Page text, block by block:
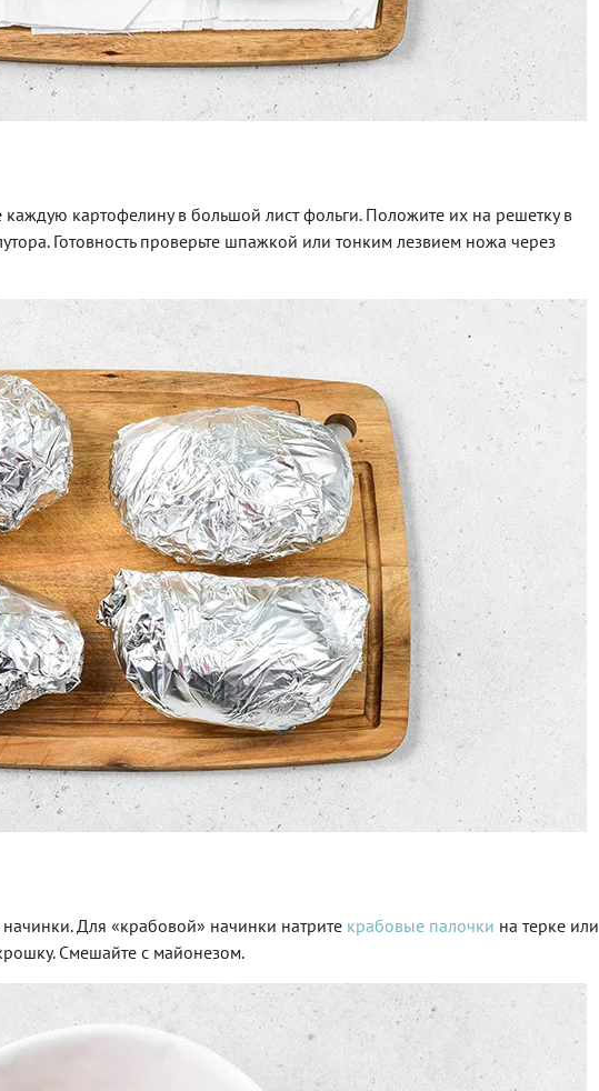
каждую картофелину в большой лист фольги. Положите их на решетку в
Готовность проверьте шпажкой или тонким лезвием ножа через
Для «крабовой» начинки натрите крабовые палочки на терке или
Смешайте с майонезом.